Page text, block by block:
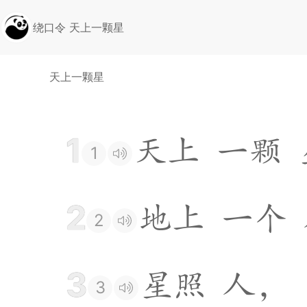
绕口令 天上一颗星
天上一颗星
1 1 天上 一颗
2 2 地上 一个
3 3 星照 人，